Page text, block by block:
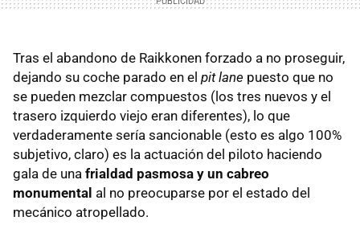
Tras el abandono de Raikkonen forzado a no proseguir,
dejando su coche parado en el pit lane puesto que no
se pueden mezclar compuestos (los tres nuevos y el
trasero izquierdo viejo eran diferentes), lo que
verdaderamente sería sancionable (esto es algo 100%
subjetivo, claro) es la actuación del piloto haciendo
gala de una frialdad pasmosa y un cabreo
monumental al no preocuparse por el estado del
mecánico atropellado.